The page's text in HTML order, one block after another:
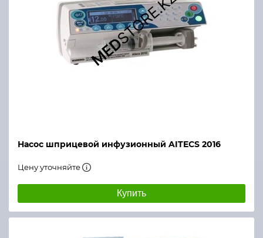
Насос шприцевой инфузионный AITECS 2016
Цену уточняйте
Купить